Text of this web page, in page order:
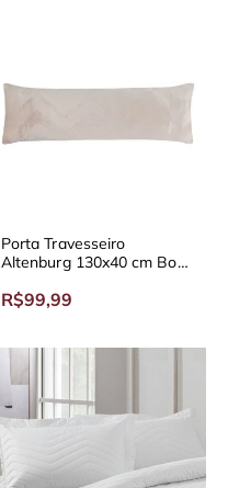
Porta Travesseiro
Altenburg 130x40 cm Body
R$99,99